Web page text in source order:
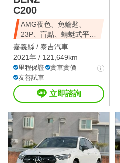
C200
AMG夜色、免鑰匙、
23P、盲點、蜻蜓式平把
方向盤、電尾門
嘉義縣 / 泰吉汽車
2021年 / 121,649km
里程保證
實車實價
友善試車
立即諮詢